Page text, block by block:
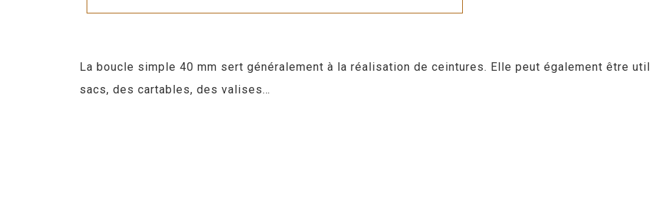
La boucle simple 40 mm sert généralement à la réalisation de ceintures. Elle peut également être
sacs, des cartables, des valises…